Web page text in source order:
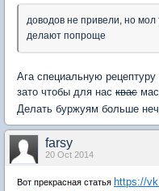
доводов не привели, но мол
делают попроще
Ага специальную рецептуру
зато чтобы для нас квас
Делать буржуям больше
farsy
20 Oct 2014
Вот прекрасная статья https://